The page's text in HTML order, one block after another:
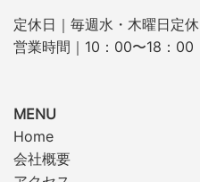
定休日｜毎週水・木曜日定休
営業時間｜10：00〜18：00
MENU
Home
会社概要